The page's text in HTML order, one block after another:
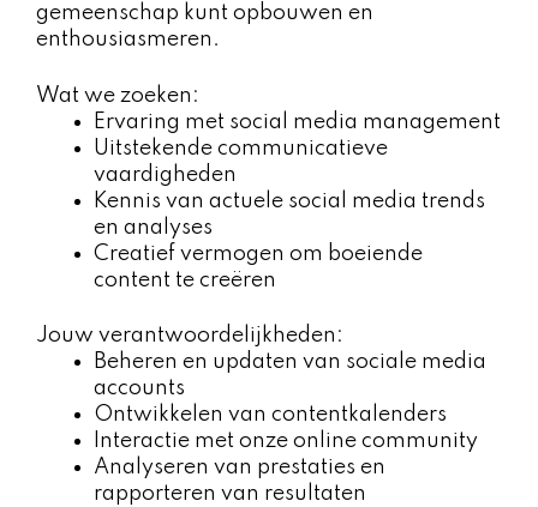
gemeenschap kunt opbouwen en
enthousiasmeren.
Wat we zoeken:
Ervaring met social media management
Uitstekende communicatieve
vaardigheden
Kennis van actuele social media trends
en analyses
Creatief vermogen om boeiende
content te creëren
Jouw verantwoordelijkheden:
Beheren en updaten van sociale media
accounts
Ontwikkelen van contentkalenders
Interactie met onze online community
Analyseren van prestaties en
rapporteren van resultaten